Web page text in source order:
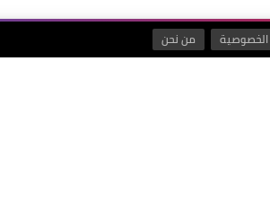
من نحن